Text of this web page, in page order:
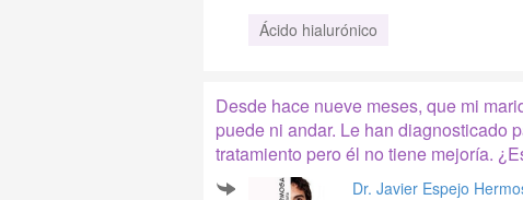
Ácido hialurónico
Desde hace nueve meses, que mi
puede ni andar. Le han diagnosticado
tratamiento pero él no tiene mejoría.
Dr. Javier Espejo